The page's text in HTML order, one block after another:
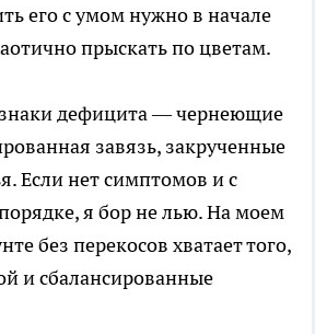
его с умом нужно в начале
прыскать по цветам.
дефицита — чернеющие
завязь, закрученные
Если нет симптомов и с
я бор не лью. На моем
без перекосов хватает того,
и сбалансированные